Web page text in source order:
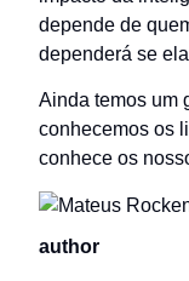
depende de
dependerá se
Ainda temos um
conhecemos os
conhece os
author